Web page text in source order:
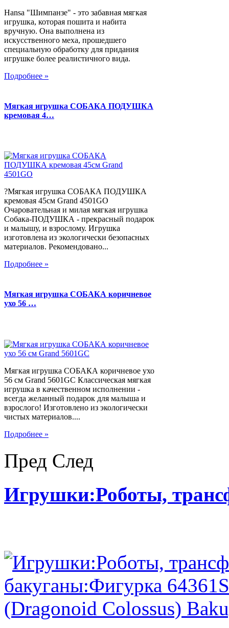
Hansa "Шимпанзе" - это забавная мягкая
игрушка, которая пошита и набита
вручную. Она выполнена из
искусственного меха, прошедшего
специальную обработку для придания
игрушке более реалистичного вида.
Подробнее »
Мягкая игрушка СОБАКА ПОДУШКА
кремовая 4…
?Мягкая игрушка СОБАКА ПОДУШКА
кремовая 45см Grand 4501GO
Очаровательная и милая мягкая игрушка
Собака-ПОДУШКА - прекрасный подарок
и малышу, и взрослому. Игрушка
изготовлена из экологически безопасных
материалов. Рекомендовано...
Подробнее »
Мягкая игрушка СОБАКА коричневое
ухо 56 …
Мягкая игрушка СОБАКА коричневое ухо
56 см Grand 5601GC Классическая мягкая
игрушка в качественном исполнении -
всегда желанный подарок для малыша и
взрослого! Изготовлено из экологически
чистых материалов....
Подробнее »
Пред След
Игрушки:Роботы,